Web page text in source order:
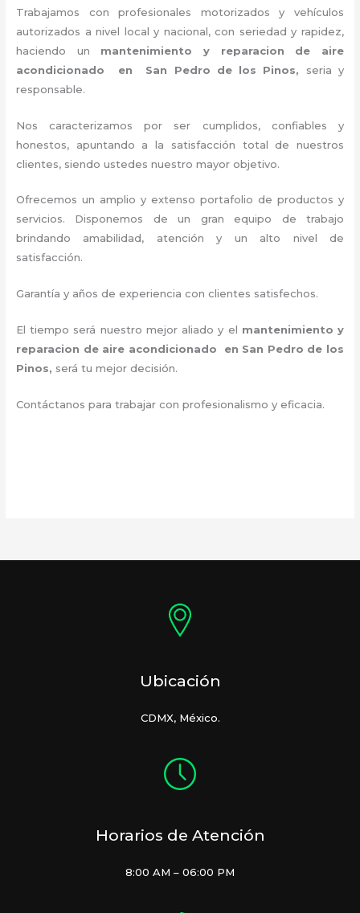
Trabajamos con profesionales motorizados y vehículos
autorizados a nivel local y nacional, con seriedad y rapidez,
haciendo un mantenimiento y reparacion de aire
acondicionado en San Pedro de los Pinos, seria y
responsable.
Nos caracterizamos por ser cumplidos, confiables y
honestos, apuntando a la satisfacción total de nuestros
clientes, siendo ustedes nuestro mayor objetivo.
Ofrecemos un amplio y extenso portafolio de productos y
servicios. Disponemos de un gran equipo de trabajo
brindando amabilidad, atención y un alto nivel de
satisfacción.
Garantía y años de experiencia con clientes satisfechos.
El tiempo será nuestro mejor aliado y el mantenimiento y
reparacion de aire acondicionado en San Pedro de los
Pinos, será tu mejor decisión.
Contáctanos para trabajar con profesionalismo y eficacia.
Ubicación
CDMX, México.
Horarios de Atención
8:00 AM – 06:00 PM